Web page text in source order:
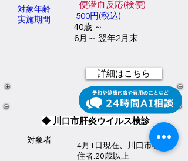
対象年齢
実施期間
便潜血反応(検便)
500円(税込)
40歳 ～
6月～ 翌年2月末
詳細はこちら
◆ 川口市肝炎ウイルス検診
対象者
4月1日現在、川口市在
住者.20歳以上